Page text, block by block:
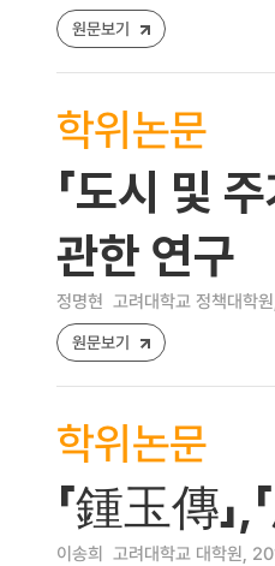
원문보기
학위논문
「도시 및
관한 연구
정명현 고려대학교 정책대학
원문보기
학위논문
「鍾玉傳
이송희 고려대학교 대학원,